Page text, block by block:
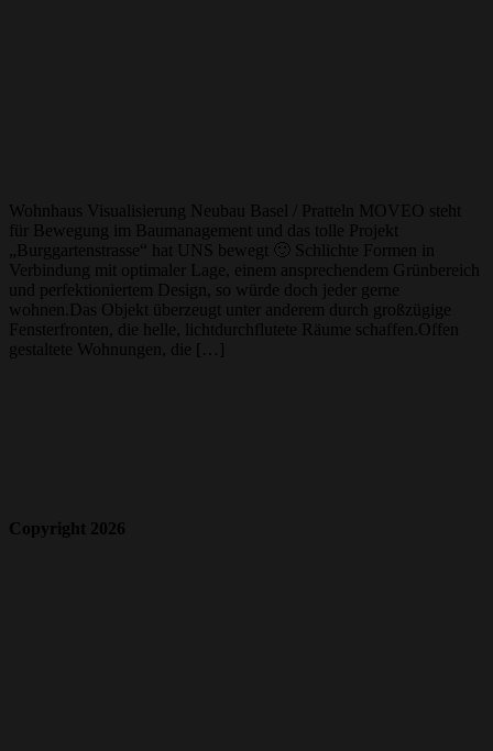
Wohnhaus Visualisierung Neubau Basel / Pratteln MOVEO steht
für Bewegung im Baumanagement und das tolle Projekt
„Burggartenstrasse“ hat UNS bewegt 🙂 Schlichte Formen in
Verbindung mit optimaler Lage, einem ansprechendem Grünbereich
und perfektioniertem Design, so würde doch jeder gerne
wohnen.Das Objekt überzeugt unter anderem durch großzügige
Fensterfronten, die helle, lichtdurchflutete Räume schaffen.Offen
gestaltete Wohnungen, die […]
Copyright 2026